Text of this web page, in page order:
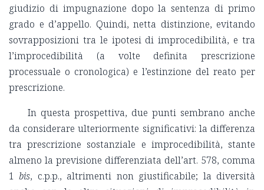
giudizio di impugnazione dopo la sentenza di primo
grado e d’appello. Quindi, netta distinzione, evitando
sovrapposizioni tra le ipotesi di improcedibilità, e tra
l’improcedibilità (a volte definita prescrizione
processuale o cronologica) e l’estinzione del reato per
prescrizione.
In questa prospettiva, due punti sembrano anche
da considerare ulteriormente significativi: la differenza
tra prescrizione sostanziale e improcedibilità, stante
almeno la previsione differenziata dell’art. 578, comma
1bis, c.p.p., altrimenti non giustificabile; la diversità